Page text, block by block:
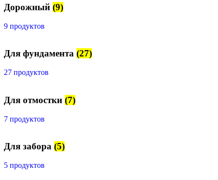
Дорожный (9)
9 продуктов
Для фундамента (27)
27 продуктов
Для отмостки (7)
7 продуктов
Для забора (5)
5 продуктов